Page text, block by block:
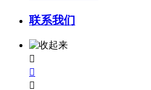
联系我们


